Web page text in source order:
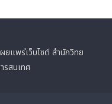
แพร่เว็บไซต์ สำนักวิทย
รสนเทศ